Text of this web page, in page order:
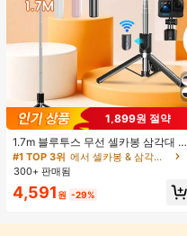
1,899원 절약
1.7m 블루투스 무선 셀카봉 삼각대 LE
D 필 라이트 및 360° 회전 스테인리스
스틸 휴대폰 홀더 포함; 경량 및 휴대
용, 아이폰, 안드로이드 스마트폰과 호
환; 여행 및 셀카에 완벽합니다.
#1 TOP 3위
에서 셀카봉 & 삼각대 헤드
300+ 판매됨
4,591 원 -29%